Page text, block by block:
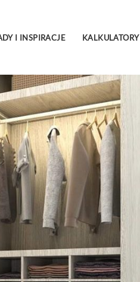
I INSPIRACJE KALKULATORY